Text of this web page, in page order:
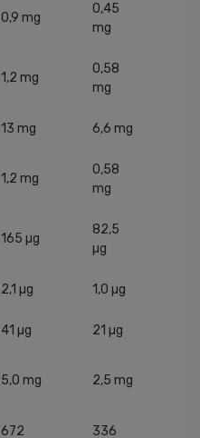
0,9 mg
0,45
mg
1,2 mg
0,58
mg
13 mg 6,6 mg
1,2 mg
0,58
mg
165 µg
82,5
µg
2,1 µg 1,0 µg
41 µg 21 µg
5,0 mg 2,5 mg
672 336